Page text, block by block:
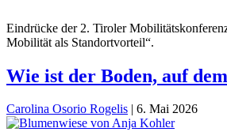
Eindrücke der 2. Tiroler
Mobilität als Standortvorteil“.
Wie ist der Boden, auf
Carolina Osorio Rogelis | 6. Mai 2026